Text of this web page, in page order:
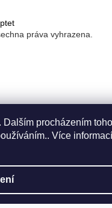
procházením
Více informací
práva vyhrazena.